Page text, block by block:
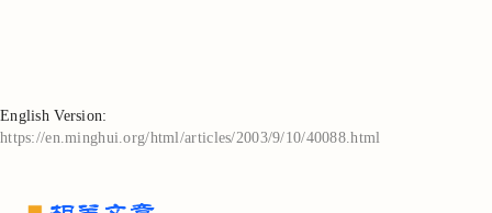
English Version:
https://en.minghui.org/html/articles/2003/9/10/40088.html